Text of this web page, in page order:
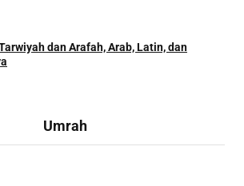
dan Arafah, Arab, Latin, dan
Umrah